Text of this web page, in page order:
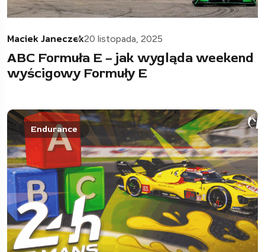
Maciek Janeczek20 listopada, 2025
ABC Formuła E – jak wygląda weekend
wyścigowy Formuły E
Endurance